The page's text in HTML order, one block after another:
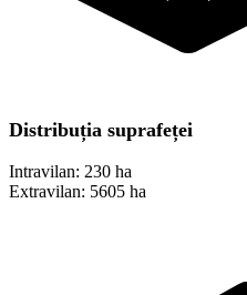
Distribuția suprafeței
Intravilan: 230 ha
Extravilan: 5605 ha